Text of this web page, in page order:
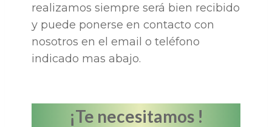
realizamos siempre será bien recibido
y puede ponerse en contacto con
nosotros en el email o teléfono
indicado mas abajo.
¡Te necesitamos !